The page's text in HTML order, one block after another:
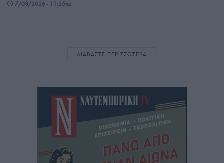
7/08/2026 - 11:25πμ
ΔΙΑΒΑΣΤΕ ΠΕΡΙΣΣΟΤΕΡΑ